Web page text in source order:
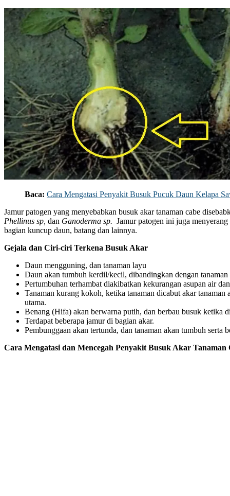
Baca: Cara Mengatasi Penyakit Busuk Pucuk Daun Kelapa
Jamur patogen yang menyebabkan busuk akar tanaman cabe
Phellinus sp, dan Ganoderma sp. Jamur patogen ini juga
bagian kuncup daun, batang dan lainnya.
Gejala dan Ciri-ciri Terkena Busuk Akar
Daun mengguning, dan tanaman layu
Daun akan tumbuh kerdil/kecil, dibandingkan dengan
Pertumbuhan terhambat diakibatkan kekurangan asupan air
Tanaman kurang kokoh, ketika tanaman dicabut akar tanaman
utama.
Benang (Hifa) akan berwarna putih, dan berbau busuk ketika
Terdapat beberapa jamur di bagian akar.
Pembunggaan akan tertunda, dan tanaman akan tumbuh serta
Cara Mengatasi dan Mencegah Penyakit Busuk Akar Tanaman